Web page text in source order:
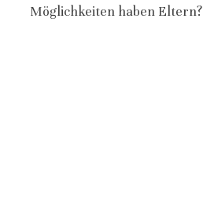
Möglichkeiten haben Eltern?